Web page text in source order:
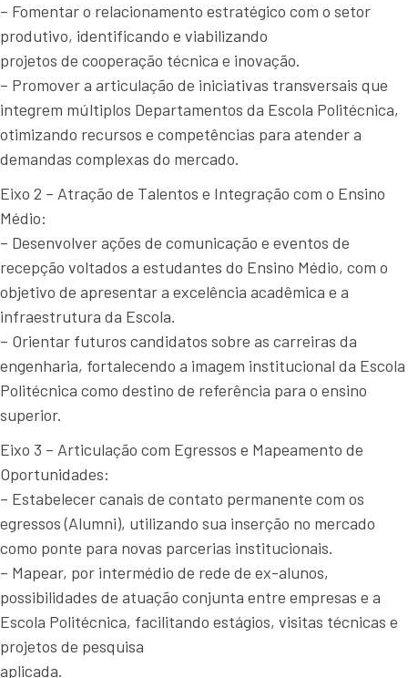
– Fomentar o relacionamento estratégico com o setor
produtivo, identificando e viabilizando
projetos de cooperação técnica e inovação.
– Promover a articulação de iniciativas transversais que
integrem múltiplos Departamentos da Escola Politécnica,
otimizando recursos e competências para atender a
demandas complexas do mercado.
Eixo 2 – Atração de Talentos e Integração com o Ensino
Médio:
– Desenvolver ações de comunicação e eventos de
recepção voltados a estudantes do Ensino Médio, com o
objetivo de apresentar a excelência acadêmica e a
infraestrutura da Escola.
– Orientar futuros candidatos sobre as carreiras da
engenharia, fortalecendo a imagem institucional da Escola
Politécnica como destino de referência para o ensino
superior.
Eixo 3 – Articulação com Egressos e Mapeamento de
Oportunidades:
– Estabelecer canais de contato permanente com os
egressos (Alumni), utilizando sua inserção no mercado
como ponte para novas parcerias institucionais.
– Mapear, por intermédio de rede de ex-alunos,
possibilidades de atuação conjunta entre empresas e a
Escola Politécnica, facilitando estágios, visitas técnicas e
projetos de pesquisa
aplicada.